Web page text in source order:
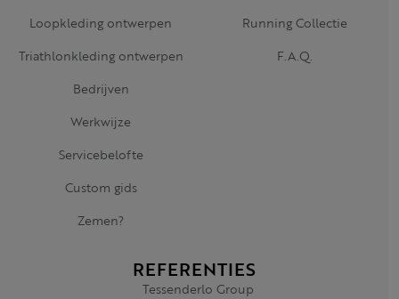
Loopkleding ontwerpen
Triathlonkleding ontwerpen
Bedrijven
Werkwijze
Servicebelofte
Custom gids
Zemen?
Running Collectie
F.A.Q.
REFERENTIES
Tessenderlo Group